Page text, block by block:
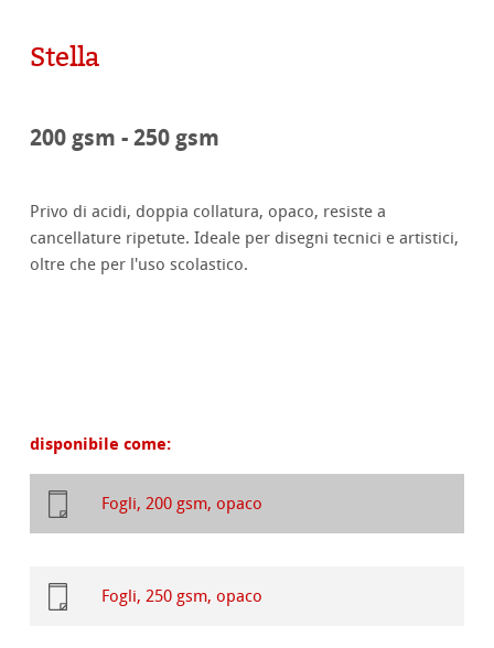
Stella
200 gsm - 250 gsm
Privo di acidi, doppia collatura, opaco, resiste a
cancellature ripetute. Ideale per disegni tecnici e artistici,
oltre che per l'uso scolastico.
disponibile come:
Fogli, 200 gsm, opaco
Fogli, 250 gsm, opaco